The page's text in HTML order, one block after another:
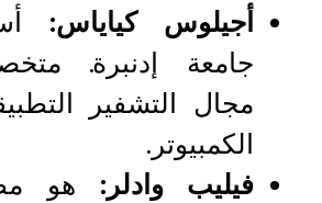
أجيلوس كياياس:
جامعة إدنبرة.
مجال التشفير
الكمبيوتر.
فيليب وادلر: هو